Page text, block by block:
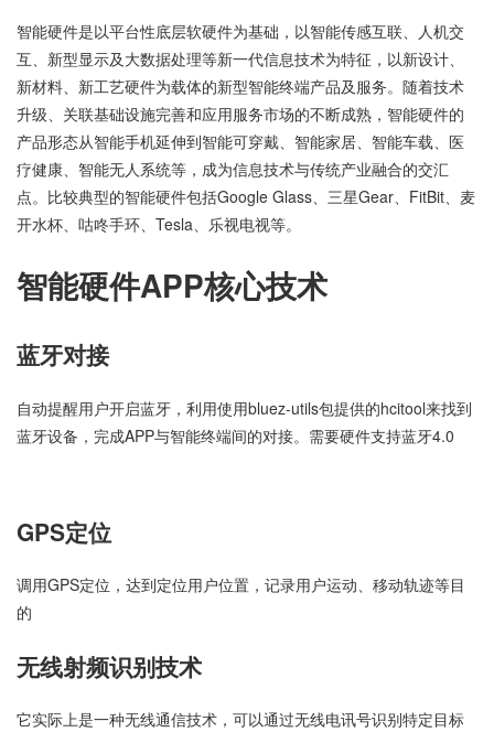
智能硬件是以平台性底层软硬件为基础，以智能传感互联、人机交
互、新型显示及大数据处理等新一代信息技术为特征，以新设计、
新材料、新工艺硬件为载体的新型智能终端产品及服务。随着技术
升级、关联基础设施完善和应用服务市场的不断成熟，智能硬件的
产品形态从智能手机延伸到智能可穿戴、智能家居、智能车载、医
疗健康、智能无人系统等，成为信息技术与传统产业融合的交汇
点。比较典型的智能硬件包括Google Glass、三星Gear、FitBit、麦
开水杯、咕咚手环、Tesla、乐视电视等。
智能硬件APP核心技术
蓝牙对接
自动提醒用户开启蓝牙，利用使用bluez-utils包提供的hcitool来找到
蓝牙设备，完成APP与智能终端间的对接。需要硬件支持蓝牙4.0
GPS定位
调用GPS定位，达到定位用户位置，记录用户运动、移动轨迹等目
的
无线射频识别技术
它实际上是一种无线通信技术，可以通过无线电讯号识别特定目标